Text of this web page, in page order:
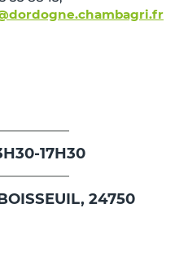
17H30
24750